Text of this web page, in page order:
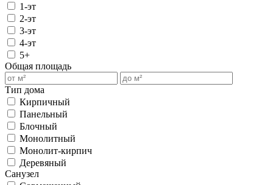
1-эт
2-эт
3-эт
4-эт
5+
Общая площадь
Тип дома
Кирпичный
Панельный
Блочный
Монолитный
Монолит-кирпич
Деревяный
Санузел